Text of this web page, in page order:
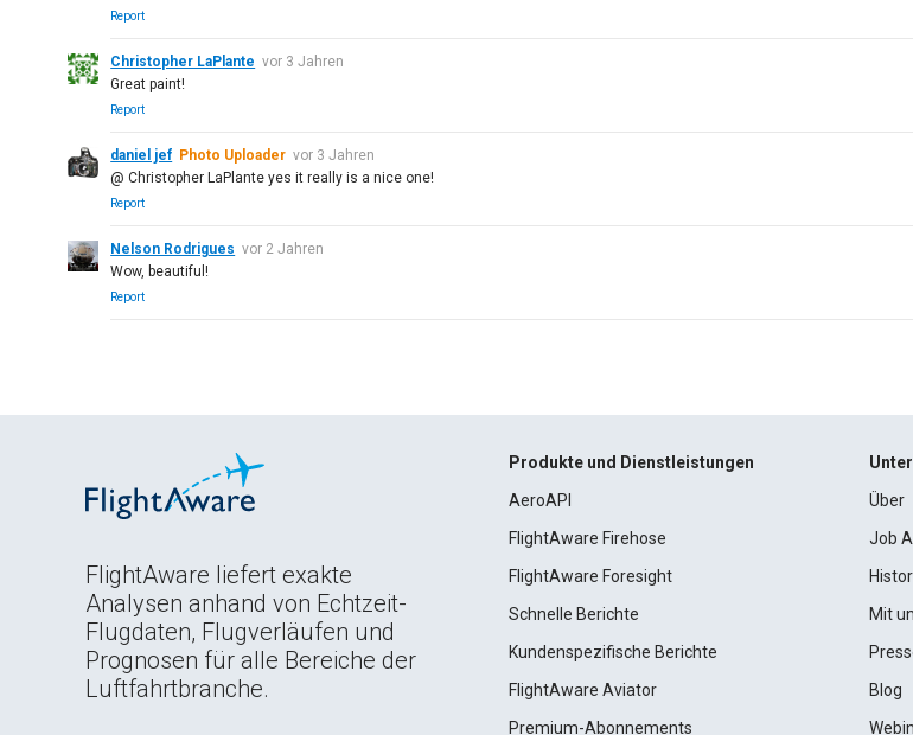
Report
Christopher LaPlante vor 3 Jahren
Great paint!
Report
daniel jef Photo Uploader vor 3 Jahren
@ Christopher LaPlante yes it really is a nice one!
Report
Nelson Rodrigues vor 2 Jahren
Wow, beautiful!
Report
FlightAware liefert exakte
Analysen anhand von Echtzeit-
Flugdaten, Flugverläufen und
Prognosen für alle Bereiche der
Luftfahrtbranche.
Produkte und Dienstleistungen
AeroAPI
FlightAware Firehose
FlightAware Foresight
Schnelle Berichte
Kundenspezifische Berichte
FlightAware Aviator
Premium-Abonnements
Über
Job
Mit
Blog